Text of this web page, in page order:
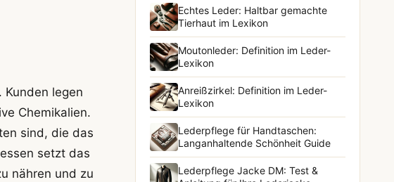
legen
Chemikalien.
sind, die das
setzt das
nähren und zu
Echtes Leder: Haltbar gemachte
Tierhaut im Lexikon
Moutonleder: Definition im Leder-
Lexikon
Anreißzirkel: Definition im Leder-
Lexikon
Lederpflege für Handtaschen:
Langanhaltende Schönheit Guide
Lederpflege Jacke DM: Test &